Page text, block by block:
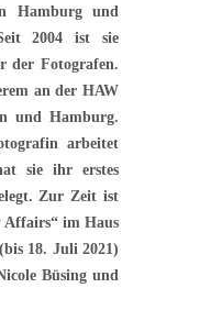
Hamburg und
2004 ist sie
der Fotografen.
an der HAW
und Hamburg.
arbeitet
sie ihr erstes
Zur Zeit ist
Affairs“ im Haus
18. Juli 2021)
Büsing und